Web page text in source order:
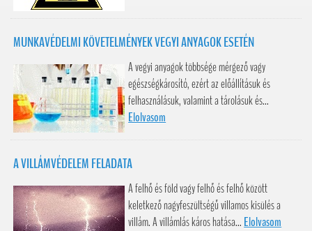
MUNKAVÉDELMI KÖVETELMÉNYEK VEGYI ANYAGOK ESETÉN
A vegyi anyagok többsége mérgező vagy
egészségkárosító, ezért az előállításuk és
felhasználásuk, valamint a tárolásuk és...
Elolvasom
A VILLÁMVÉDELEM FELADATA
A felhő és föld vagy felhő és felhő között
keletkező nagyfeszültségű villamos kisülés a
villám. A villámlás káros hatása... Elolvasom